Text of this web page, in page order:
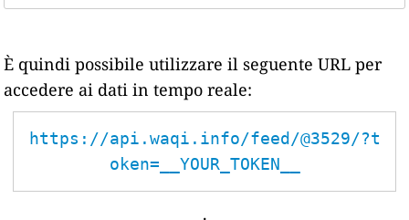
È quindi possibile utilizzare il seguente URL per
accedere ai dati in tempo reale:
https://api.waqi.info/feed/@3529/?t
oken=__YOUR_TOKEN__
.